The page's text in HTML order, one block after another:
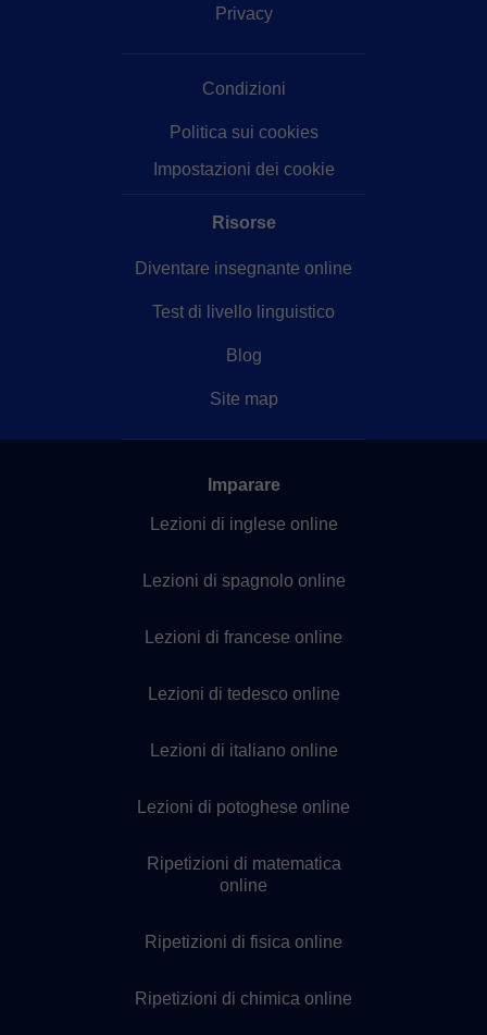
Privacy
Condizioni
Politica sui cookies
Impostazioni dei cookie
Risorse
Diventare insegnante online
Test di livello linguistico
Blog
Site map
Imparare
Lezioni di inglese online
Lezioni di spagnolo online
Lezioni di francese online
Lezioni di tedesco online
Lezioni di italiano online
Lezioni di potoghese online
Ripetizioni di matematica
online
Ripetizioni di fisica online
Ripetizioni di chimica online